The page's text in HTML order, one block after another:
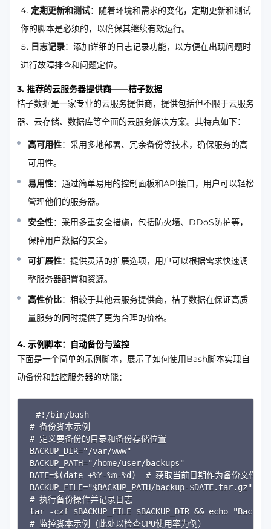
定期更新和测试：随着环境和需求的变化，定期更新和测试
你的脚本是必须的，以确保其继续有效运行。
日志记录：添加详细的日志记录功能，以方便在出现问题时
进行故障排查和问题定位。
3. 推荐的云服务器提供商——桔子数据
桔子数据是一家专业的云服务提供商，提供包括但不限于云服务
器、云存储、数据库等全面的云服务解决方案。其特点如下：
高可用性：采用多地部署、冗余备份等技术，确保服务的高
可用性。
易用性：通过简单易用的控制面板和API接口，用户可以轻松
管理他们的服务器。
安全性：采用多重安全措施，包括防火墙、DDoS防护等，
保障用户数据的安全。
可扩展性：提供灵活的扩展选项，用户可以根据需求快速调
整服务器配置和资源。
高性价比：相较于其他云服务提供商，桔子数据在保证高质
量服务的同时提供了更为合理的价格。
4. 示例脚本：自动备份与监控
下面是一个简单的示例脚本，展示了如何使用Bash脚本实现自
动备份和监控服务器的功能：
#!/bin/bash
# 备份脚本示例
# 定义要备份的目录和备份存储位置
BACKUP_DIR="/var/www"
BACKUP_PATH="/home/user/backups"
DATE=$(date +%Y-%m-%d)  # 获取当前日期作为备份文件名
BACKUP_FILE="$BACKUP_PATH/backup-$DATE.tar.gz"  #
# 执行备份操作并记录日志
tar -czf $BACKUP_FILE $BACKUP_DIR && echo
# 监控脚本示例（此处以检查CPU使用率为例）